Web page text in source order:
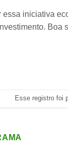
essa iniciativa
Boa
Esse registro foi